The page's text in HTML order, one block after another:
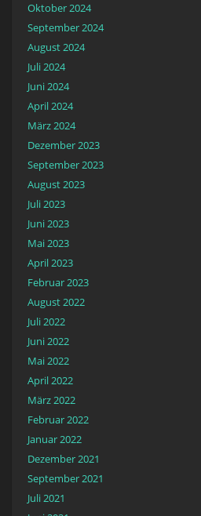
Oktober 2024
September 2024
August 2024
Juli 2024
Juni 2024
April 2024
März 2024
Dezember 2023
September 2023
August 2023
Juli 2023
Juni 2023
Mai 2023
April 2023
Februar 2023
August 2022
Juli 2022
Juni 2022
Mai 2022
April 2022
März 2022
Februar 2022
Januar 2022
Dezember 2021
September 2021
Juli 2021